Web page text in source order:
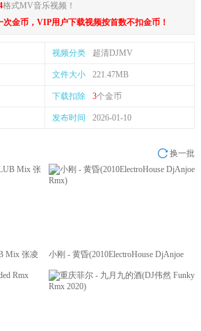
格式MV音乐视频！
金币，VIP用户下载视频按首数不扣金币！
视频分类 超清DJMV
文件大小 221.47MB
下载扣除 3个金币
发布时间 2026-01-10
换一批
Mix 张凌
小刚 - 黄昏(2010ElectroHouse DjAnjoe
Rmx)